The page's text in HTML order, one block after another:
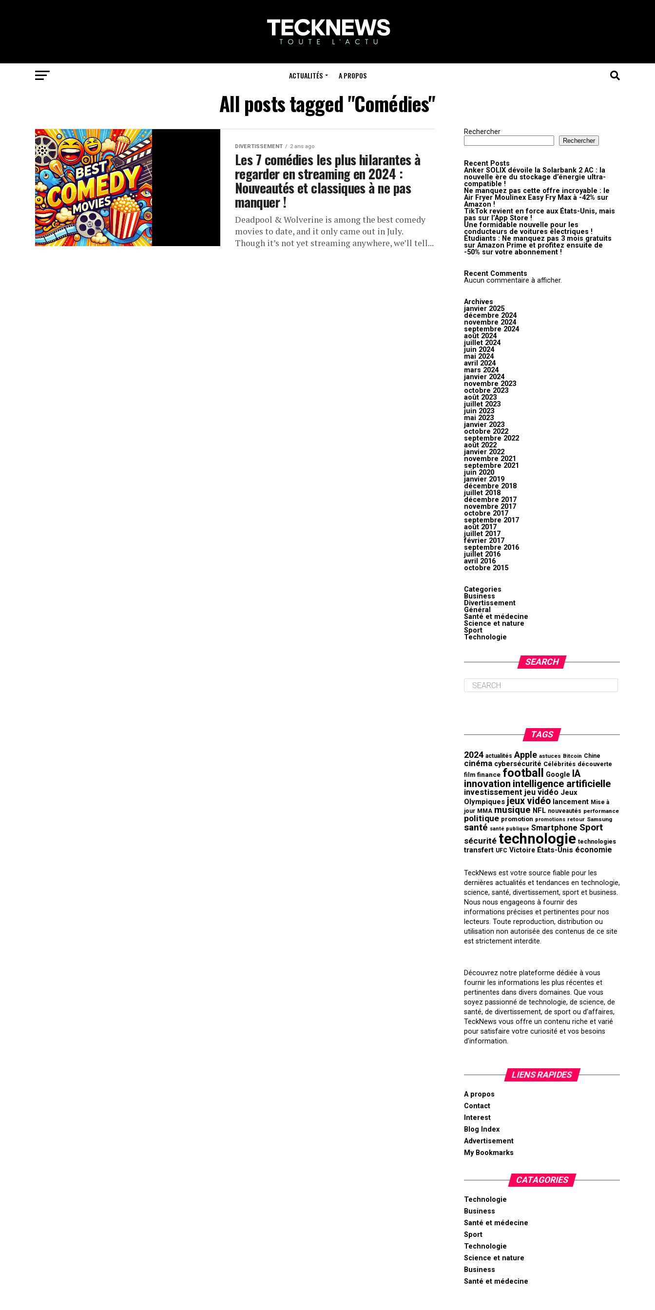
ACTUALITÉS A PROPOS
All posts tagged "Comédies"
DIVERTISSEMENT 2 ans ago
Les 7 comédies les plus hilarantes à
regarder en streaming en 2024 :
Nouveautés et classiques à ne pas
manquer !
Deadpool & Wolverine is among the best comedy
movies to date, and it only came out in July.
Though it’s not yet streaming anywhere, we’ll tell...
Rechercher
Rechercher
Recent Posts
Anker SOLIX dévoile la Solarbank 2 AC : la
nouvelle ère du stockage d’énergie ultra-
compatible !
Ne manquez pas cette offre incroyable : le
Air Fryer Moulinex Easy Fry Max à -42% sur
Amazon !
TikTok revient en force aux États-Unis, mais
pas sur l’App Store !
Une formidable nouvelle pour les
conducteurs de voitures électriques !
Étudiants : Ne manquez pas 3 mois gratuits
sur Amazon Prime et profitez ensuite de
-50% sur votre abonnement !
Recent Comments
Aucun commentaire à afficher.
Archives
janvier 2025
décembre 2024
novembre 2024
septembre 2024
août 2024
juillet 2024
juin 2024
mai 2024
avril 2024
mars 2024
janvier 2024
novembre 2023
octobre 2023
août 2023
juillet 2023
juin 2023
mai 2023
janvier 2023
octobre 2022
septembre 2022
août 2022
janvier 2022
novembre 2021
septembre 2021
juin 2020
janvier 2019
décembre 2018
juillet 2018
décembre 2017
novembre 2017
octobre 2017
septembre 2017
août 2017
juillet 2017
février 2017
septembre 2016
juillet 2016
avril 2016
octobre 2015
Categories
Business
Divertissement
Général
Santé et médecine
Science et nature
Sport
Technologie
SEARCH
TAGS
2024 actualités Apple astuces Bitcoin Chine
cinéma cybersécurité Célébrités découverte
film finance football Google IA
innovation intelligence artificielle
investissement jeu vidéo Jeux
Olympiques jeux vidéo lancement Mise à
jour MMA musique NFL nouveautés performance
politique promotion promotions retour Samsung
santé santé publique Smartphone Sport
sécurité technologie technologies
transfert UFC Victoire États-Unis économie
TeckNews est votre source fiable pour les
dernières actualités et tendances en technologie,
science, santé, divertissement, sport et business.
Nous nous engageons à fournir des
informations précises et pertinentes pour nos
lecteurs. Toute reproduction, distribution ou
utilisation non autorisée des contenus de ce site
est strictement interdite.
Découvrez notre plateforme dédiée à vous
fournir les informations les plus récentes et
pertinentes dans divers domaines. Que vous
soyez passionné de technologie, de science, de
santé, de divertissement, de sport ou d’affaires,
TeckNews vous offre un contenu riche et varié
pour satisfaire votre curiosité et vos besoins
d’information.
LIENS RAPIDES
A propos
Contact
Interest
Blog Index
Advertisement
My Bookmarks
CATAGORIES
Technologie
Business
Santé et médecine
Sport
Technologie
Science et nature
Business
Santé et médecine